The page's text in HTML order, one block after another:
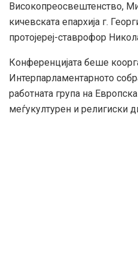
Високопреосвештенство,
кичевската епархија г.
протојереј-ставрофор
Конференцијата беше
Интерпарламентарното
работната група на
меѓукултурен и религиски